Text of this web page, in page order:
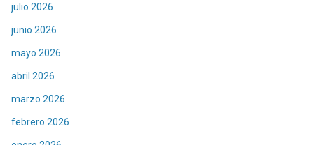
julio 2026
junio 2026
mayo 2026
abril 2026
marzo 2026
febrero 2026